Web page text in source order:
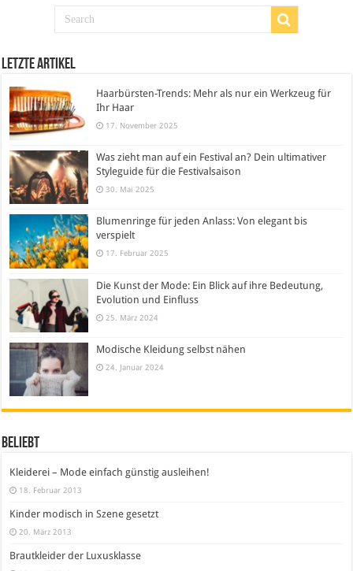
Letzte Artikel
Haarbürsten-Trends: Mehr als nur ein Werkzeug für
Ihr Haar
17. November 2025
Was zieht man auf ein Festival an? Dein ultimativer
Styleguide für die Festivalsaison
30. Mai 2025
Blumenringe für jeden Anlass: Von elegant bis
verspielt
17. Februar 2025
Die Kunst der Mode: Ein Blick auf ihre Bedeutung,
Evolution und Einfluss
25. März 2024
Modische Kleidung selbst nähen
24. Januar 2024
Beliebt
Kleiderei – Mode einfach günstig ausleihen!
18. Februar 2013
Kinder modisch in Szene gesetzt
20. März 2013
Brautkleider der Luxusklasse